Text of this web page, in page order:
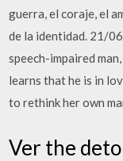
guerra, el coraje, el
de la identidad. 21/
speech-impaired
learns that he is in
to rethink her own
Ver the